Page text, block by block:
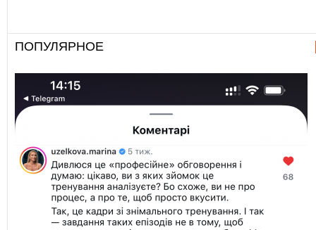
ПОПУЛЯРНОЕ